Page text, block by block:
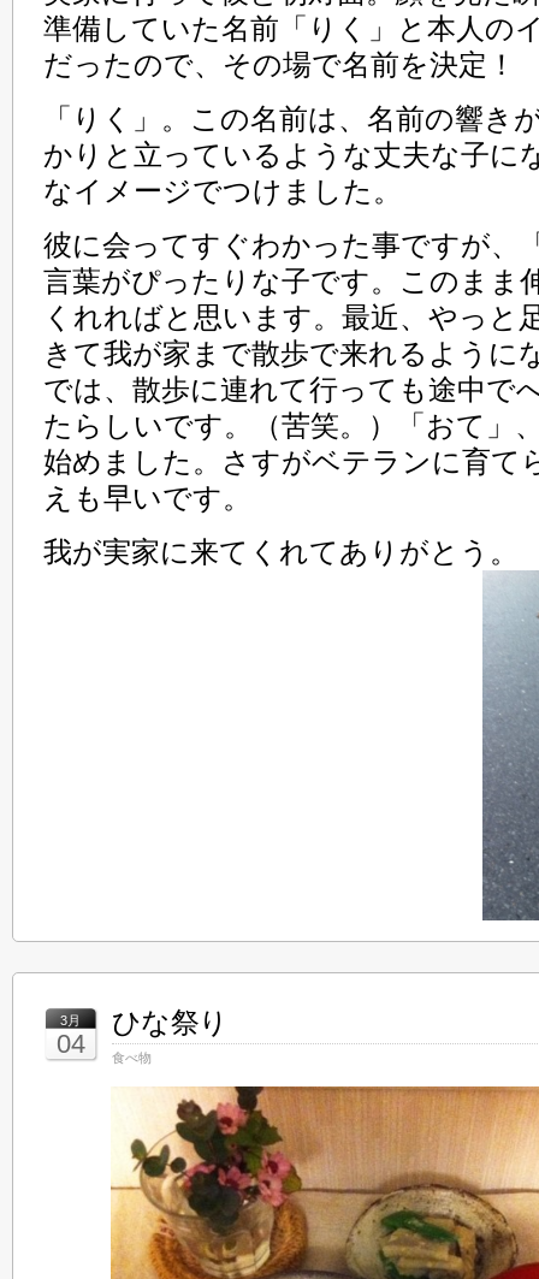
準備していた名前「りく」と本人の
だったので、その場で名前を決定！
「りく」。この名前は、名前の響き
かりと立っているような丈夫な子に
なイメージでつけました。
彼に会ってすぐわかった事ですが、
言葉がぴったりな子です。このまま
くれればと思います。最近、やっと
きて我が家まで散歩で来れるように
では、散歩に連れて行っても途中で
たらしいです。（苦笑。）「おて」
始めました。さすがベテランに育て
えも早いです。
我が実家に来てくれてありがとう。
3月
04
ひな祭り
食べ物